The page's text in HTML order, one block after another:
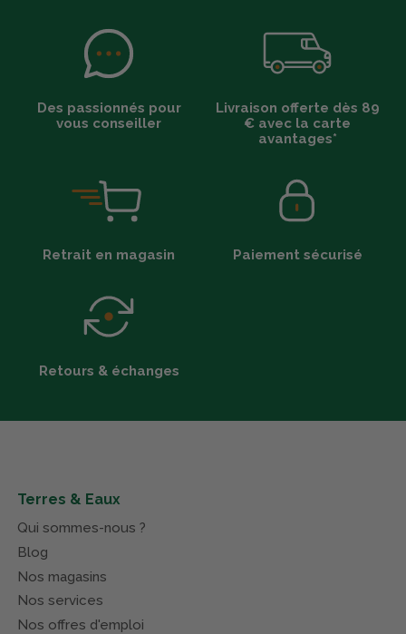
Des passionnés pour
vous conseiller
Livraison offerte dès 89
€ avec la carte
avantages*
Retrait en magasin Paiement sécurisé
Retours & échanges
Terres & Eaux
Qui sommes-nous ?
Blog
Nos magasins
Nos services
Nos offres d'emploi